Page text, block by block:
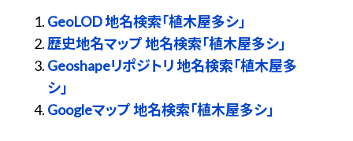
GeoLOD 地名検索「植木屋多シ」
歴史地名マップ 地名検索「植木屋多シ」
Geoshapeリポジトリ 地名検索「植木屋多
シ」
Googleマップ 地名検索「植木屋多シ」